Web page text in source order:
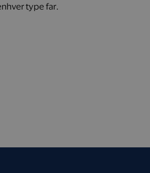
type far.